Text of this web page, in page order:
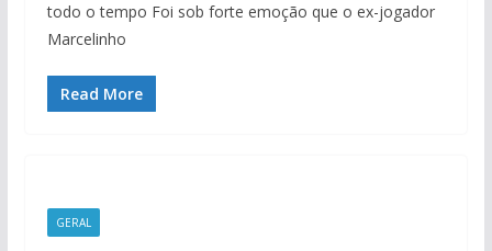
todo o tempo Foi sob forte emoção que o ex-jogador
Marcelinho
Read More
GERAL